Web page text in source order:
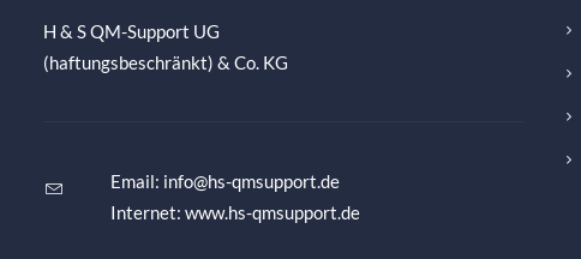
H & S QM-Support UG
(haftungsbeschränkt) & Co. KG
Email: info@hs-qmsupport.de
Internet: www.hs-qmsupport.de